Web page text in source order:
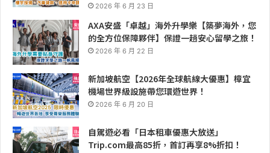
2026 年 6 月 23 日
AXA安盛「卓越」海外升學樂【築夢海外，您
的全方位保障夥伴】保證一趟安心留學之旅！
2026 年 6 月 22 日
新加坡航空【2026年全球航線大優惠】樟宜
機場世界級設施帶您環遊世界！
2026 年 6 月 20 日
自駕遊必看「日本租車優惠大放送」
Trip.com最高85折，首訂再享8%折扣！